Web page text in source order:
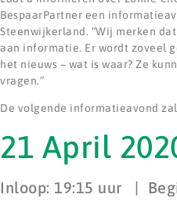
BespaarPartner een
Steenwijkerland. “Wij merken
aan informatie. Er wordt zoveel
het nieuws – wat is waar? Ze
vragen.”
De volgende informatieavond
21 April
Inloop: 19:15 uur |